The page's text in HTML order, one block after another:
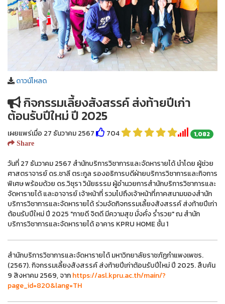
ดาวน์โหลด
กิจกรรมเลี้ยงสังสรรค์ ส่งท้ายปีเก่า
ต้อนรับปีใหม่ ปี 2025
เผยแพร่เมื่อ 27 ธันวาคม 2567 704 1,082
Share
วันที่ 27 ธันวาคม 2567 สำนักบริการวิชาการและจัดหารายได้ นำโดย ผู้ช่วย
ศาสตราจารย์ ดร.ชาลี ตระกูล รองอธิการบดีฝ่ายบริการวิชาการและกิจการ
พิเศษ พร้อมด้วย ดร.วิชุรา วินัยธรรม ผู้อำนวยการสำนักบริการวิชาการและ
จัดหารายได้ และอาจารย์ เจ้าหน้าที่ รวมไปถึงเจ้าหน้าที่ภาคสนามของสำนัก
บริการวิชาการและจัดหารายได้ ร่วมจัดกิจกรรมเลี้ยงสังสรรค์ ส่งท้ายปีเก่า
ต้อนรับปีใหม่ ปี 2025 "กายดี จิตดี มีความสุข มั่งคั่ง ร่ำรวย" ณ สำนัก
บริการวิชาการและจัดหารายได้ อาคาร KPRU HOME ชั้น 1
สำนักบริการวิชาการและจัดหารายได้ มหาวิทยาลัยราชภัฏกำแพงเพชร.
(2567). กิจกรรมเลี้ยงสังสรรค์ ส่งท้ายปีเก่าต้อนรับปีใหม่ ปี 2025. สืบค้น
9 สิงหาคม 2569, จากhttps://asl.kpru.ac.th/main/?
page_id=820&lang=TH